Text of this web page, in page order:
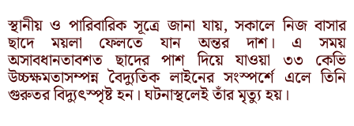
স্থানীয় ও পারিবারিক সূত্রে জানা যায়, সকালে নিজ বাসার
ছাদে ময়লা ফেলতে যান অন্তর দাশ। এ সময়
অসাবধানতাবশত ছাদের পাশ দিয়ে যাওয়া ৩৩ কেভি
উচ্চক্ষমতাসম্পন্ন বৈদ্যুতিক লাইনের সংস্পর্শে এলে তিনি
গুরুতর বিদ্যুৎস্পৃষ্ট হন। ঘটনাস্থলেই তাঁর মৃত্যু হয়।